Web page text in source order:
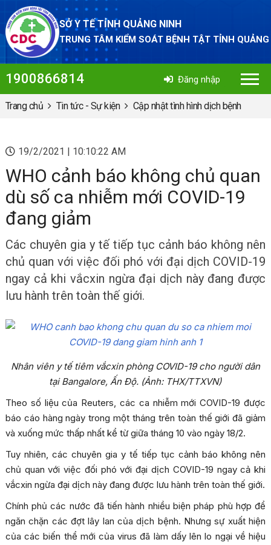
SỞ Y TẾ TỈNH QUẢNG NINH
TRUNG TÂM KIỂM SOÁT BỆNH TẬT TỈNH
Đăng nhập
1900866814
Trang chủ Tin tức - Sự kiện Cập nhật tình hình dịch bệnh
19/2/2021 | 10:10:22 AM
WHO cảnh báo không chủ quan
dù số ca nhiễm mới COVID-19
đang giảm
Các chuyên gia y tế tiếp tục cảnh báo không nên
chủ quan với việc đối phó với đại dịch COVID-19
ngay cả khi vắcxin ngừa đại dịch này đang được
lưu hành trên toàn thế giới.
Nhân viên y tế tiêm vắcxin phòng COVID-19 cho người dân
tại Bangalore, Ấn Độ. (Ảnh: THX/TTXVN)
Theo số liệu của Reuters, các ca nhiễm mới COVID-19 được
báo cáo hàng ngày trong một tháng trên toàn thế giới đã giảm
và xuống mức thấp nhất kể từ giữa tháng 10 vào ngày 18/2.
Tuy nhiên, các chuyên gia y tế tiếp tục cảnh báo không nên
chủ quan với việc đối phó với đại dịch COVID-19 ngay cả khi
vắcxin ngừa đại dịch này đang được lưu hành trên toàn thế giới.
Chính phủ các nước đã tiến hành nhiều biện pháp phù hợp để
ngăn chặn các đợt lây lan của dịch bệnh. Nhưng sự xuất hiện
của các biến thể mới của virus đã làm dấy lên lo ngại về hiệu